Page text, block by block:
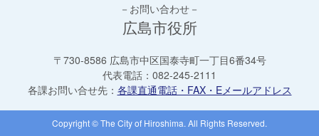
－お問い合わせ－
広島市役所
〒730-8586 広島市中区国泰寺町一丁目6番34号
代表電話： 082-245-2111
各課お問い合せ先： 各課直通電話・FAX・Eメールアドレス
Copyright © The City of Hiroshima. All Rights Reserved.